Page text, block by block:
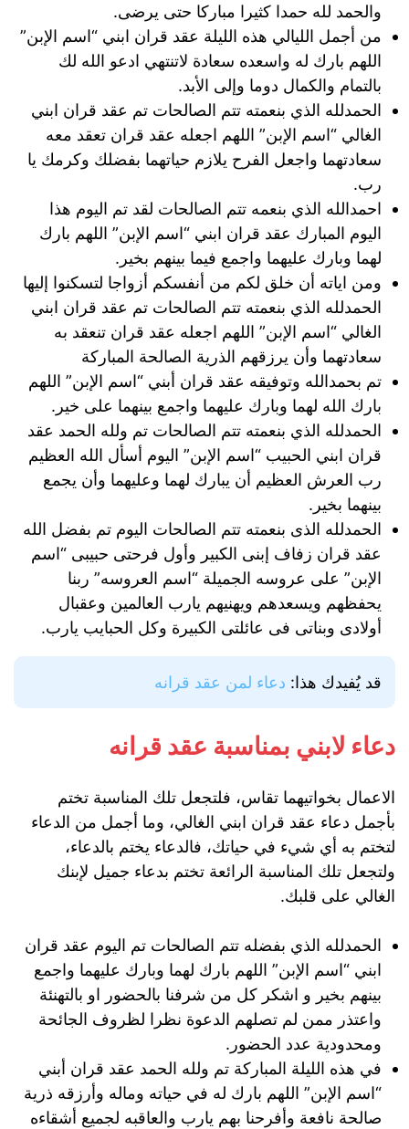
والحمد لله حمدا كثيرا مباركا حتى يرضى.
من أجمل الليالي هذه الليلة عقد قران ابني “اسم الإبن”
اللهم بارك له واسعده سعادة لاتنتهي ادعو الله لك
بالتمام والكمال دوما وإلى الأبد.
الحمدلله الذي بنعمته تتم الصالحات تم عقد قران ابني
الغالي “اسم الإبن” اللهم اجعله عقد قران تعقد معه
سعادتهما واجعل الفرح يلازم حياتهما بفضلك وكرمك يا
رب.
احمدالله الذي بنعمه تتم الصالحات لقد تم اليوم هذا
اليوم المبارك عقد قران ابني “اسم الإبن” اللهم بارك
لهما وبارك عليهما واجمع فيما بينهم بخير.
ومن اياته أن خلق لكم من أنفسكم أزواجا لتسكنوا إليها
الحمدلله الذي بنعمته تتم الصالحات تم عقد قران ابني
الغالي “اسم الإبن” اللهم اجعله عقد قران تنعقد به
سعادتهما وأن يرزقهم الذرية الصالحة المباركة
تم بحمدالله وتوفيقه عقد قران أبني “اسم الإبن” اللهم
بارك الله لهما وبارك عليهما واجمع بينهما على خير.
الحمدلله الذي بنعمته تتم الصالحات تم ولله الحمد عقد
قران ابني الحبيب “اسم الإبن” اليوم أسأل الله العظيم
رب العرش العظيم أن يبارك لهما وعليهما وأن يجمع
بينهما بخير.
الحمدلله الذى بنعمته تتم الصالحات اليوم تم بفضل الله
عقد قران زفاف إبنى الكبير وأول فرحتى حبيبى “اسم
الإبن” على عروسه الجميلة “اسم العروسه” ربنا
يحفظهم ويسعدهم ويهنيهم يارب العالمين وعقبال
أولادى وبناتى فى عائلتى الكبيرة وكل الحبايب يارب.
قد يُفيدك هذا: دعاء لمن عقد قرانه
دعاء لابني بمناسبة عقد قرانه
الاعمال بخواتيهما تقاس، فلتجعل تلك المناسبة تختم
بأجمل دعاء عقد قران ابني الغالي، وما أجمل من الدعاء
لتختم به أي شيء في حياتك، فالدعاء يختم بالدعاء،
ولتجعل تلك المناسبة الرائعة تختم بدعاء جميل لإبنك
الغالي على قلبك.
الحمدلله الذي بفضله تتم الصالحات تم اليوم عقد قران
ابني “اسم الإبن” اللهم بارك لهما وبارك عليهما واجمع
بينهم بخير و اشكر كل من شرفنا بالحضور او بالتهنئة
واعتذر ممن لم تصلهم الدعوة نظرا لظروف الجائحة
ومحدودية عدد الحضور.
في هذه الليلة المباركة تم ولله الحمد عقد قران أبني
“اسم الإبن” اللهم بارك له في حياته وماله وأرزقه ذرية
صالحة نافعة وأفرحنا بهم يارب والعاقبه لجميع أشقاءه